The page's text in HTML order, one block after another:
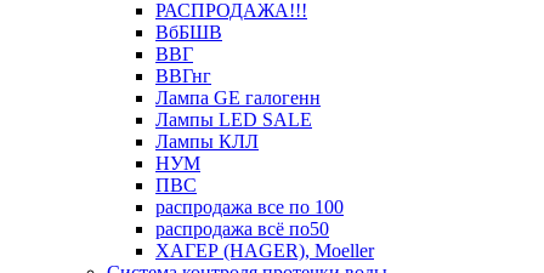
РАСПРОДАЖА!!!
ВбБШВ
ВВГ
ВВГнг
Лампа GE галогенн
Лампы LED SALE
Лампы КЛЛ
НУМ
ПВС
распродажа все по 100
распродажа всё по50
ХАГЕР (HAGER), Moeller